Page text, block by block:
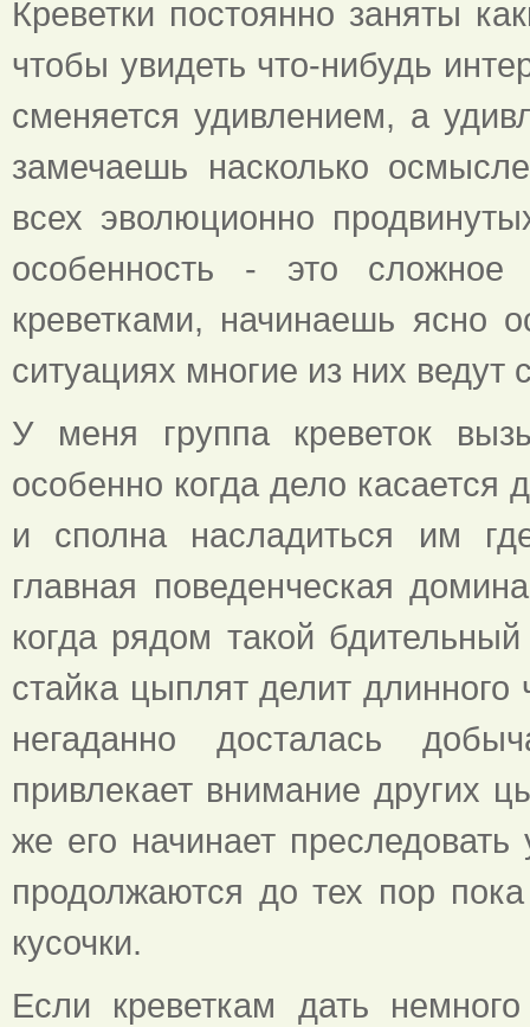
Креветки постоянно заняты
чтобы увидеть что-нибудь
сменяется удивлением, а
замечаешь насколько
всех эволюционно
особенность - это
креветками, начинаешь ясно
ситуациях многие из них
У меня группа креветок
особенно когда дело касается
и сполна насладиться им
главная поведенческая
когда рядом такой
стайка цыплят делит
негаданно досталась
привлекает внимание других
же его начинает
продолжаются до тех пор
кусочки.
Если креветкам дать